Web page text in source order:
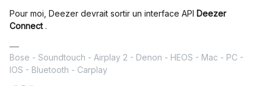
Pour moi, Deezer devrait sortir un interface API Deezer
Connect.
Bose - Soundtouch - Airplay 2 - Denon - HEOS - Mac - PC -
IOS - Bluetooth - Carplay